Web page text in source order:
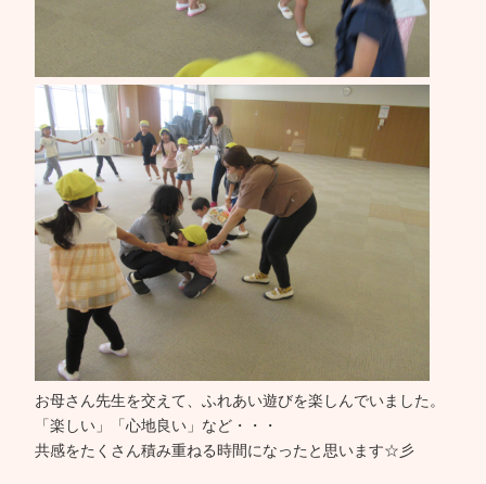
お母さん先生を交えて、ふれあい遊びを楽しんでいました。
「楽しい」「心地良い」など・・・
共感をたくさん積み重ねる時間になったと思います☆彡